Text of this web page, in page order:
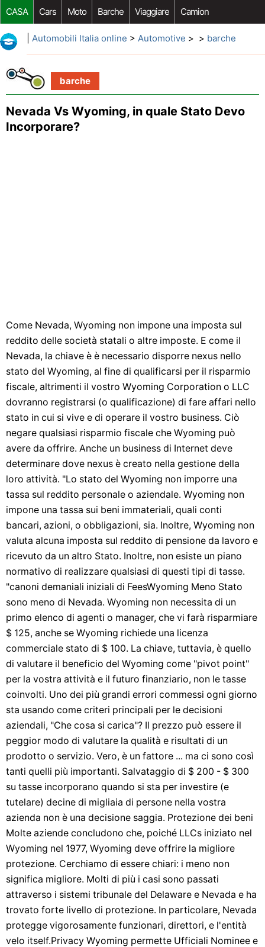
CASA Cars Moto Barche Viaggiare Camion
Riparazione Auto Acquisto Auto Car Opzioni Aftermarket
Automobili Italia online > Automotive > > barche
barche
Nevada Vs Wyoming, in quale Stato Devo
Incorporare?
Come Nevada, Wyoming non impone una imposta sul
reddito delle società statali o altre imposte. E come il
Nevada, la chiave è è necessario disporre nexus nello
stato del Wyoming, al fine di qualificarsi per il risparmio
fiscale, altrimenti il ​​vostro Wyoming Corporation o LLC
dovranno registrarsi (o qualificazione) di fare affari nello
stato in cui si vive e di operare il vostro business. Ciò
negare qualsiasi risparmio fiscale che Wyoming può
avere da offrire. Anche un business di Internet deve
determinare dove nexus è creato nella gestione della
loro attività. "Lo stato del Wyoming non imporre una
tassa sul reddito personale o aziendale. Wyoming non
impone una tassa sui beni immateriali, quali conti
bancari, azioni, o obbligazioni, sia. Inoltre, Wyoming non
valuta alcuna imposta sul reddito di pensione da lavoro e
ricevuto da un altro Stato. Inoltre, non esiste un piano
normativo di realizzare qualsiasi di questi tipi di tasse.
"canoni demaniali iniziali di FeesWyoming Meno Stato
sono meno di Nevada. Wyoming non necessita di un
primo elenco di agenti o manager, che vi farà risparmiare
$ 125, anche se Wyoming richiede una licenza
commerciale stato di $ 100. La chiave, tuttavia, è quello
di valutare il beneficio del Wyoming come "pivot point"
per la vostra attività e il futuro finanziario, non le tasse
coinvolti. Uno dei più grandi errori commessi ogni giorno
sta usando come criteri principali per le decisioni
aziendali, "Che cosa si carica"? Il prezzo può essere il
peggior modo di valutare la qualità e risultati di un
prodotto o servizio. Vero, è un fattore ... ma ci sono così
tanti quelli più importanti. Salvataggio di $ 200 - $ 300
su tasse incorporano quando si sta per investire (e
tutelare) decine di migliaia di persone nella vostra
azienda non è una decisione saggia. Protezione dei beni
Molte aziende concludono che, poiché LLCs iniziato nel
Wyoming nel 1977, Wyoming deve offrire la migliore
protezione. Cerchiamo di essere chiari: i meno non
significa migliore. Molti di più i casi sono passati
attraverso i sistemi tribunale del Delaware e Nevada e ha
trovato forte livello di protezione. In particolare, Nevada
protegge vigorosamente funzionari, direttori, e l'entità
velo itself.Privacy Wyoming permette Ufficiali Nominee e